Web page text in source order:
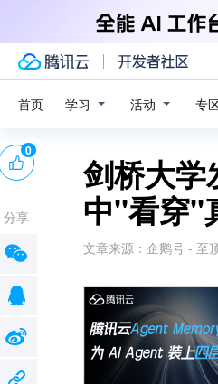
首页 学习 活动 专
剑桥大学
中"看穿"
文章来源： 企鹅号 - 至
0
分享